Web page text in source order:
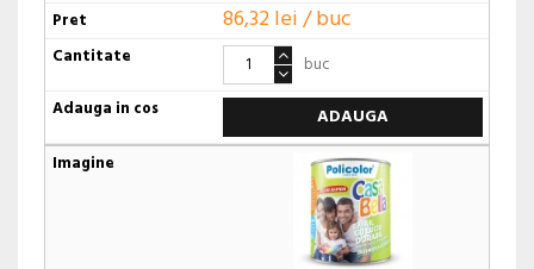
86,32 lei / buc
buc
ADAUGA